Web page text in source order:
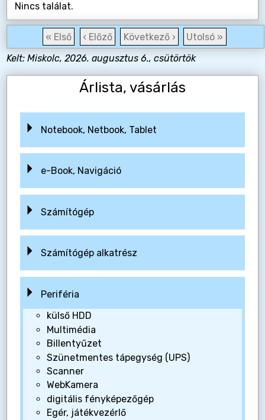
Nincs találat.
« Első ‹ Előző Következő ›
Utolsó »
Kelt: Miskolc, 2026. augusztus 6., csütörtök
Árlista, vásárlás
Notebook, Netbook, Tablet
e-Book, Navigáció
Számítógép
Számítógép alkatrész
Periféria
külső HDD
Multimédia
Billentyűzet
Szünetmentes tápegység (UPS)
Scanner
WebKamera
digitális fényképezőgép
Egér, játékvezérlő